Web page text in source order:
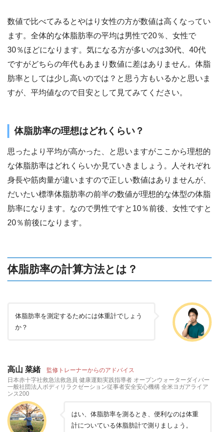
数値で比べてみるとやはり女性の方が数値は高くなってい
ます。全体的な体脂肪率の平均は男性で20％、女性で
30％ほどになります。気になる方が多いのは30代、40代
ですがどちらの年代もあまり数値に差はありません。体脂
肪率としては少し高いのでは？と思う方もいるかと思いま
すが、平均値なので目安として見てみてください。
体脂肪率の理想はどれくらい？
思ったより平均が高かった、と思いますがここから理想的
な体脂肪率はどれくらいか見ていきましょう。人それぞれ
身長や筋肉量が違いますので正しい数値はありませんが、
だいたい標準体脂肪率の前半の数値が理想的な体型の体脂
肪率になります。なので男性ですと10％前後、女性ですと
20％前後になります。
体脂肪率の計算方法とは？
体脂肪率を測定するためには体重計でしょう
か？
高山 菜緒 監修トレーナーからのアドバイス
日本赤十字社救急法救急員 健康運動実践指導者 オープンウォーターダイバー
一般社団法人ボディリラクゼーション従事者安全安心機構 全米ヨガアライア
ンス200
はい、体脂肪率を測るとき、便利なのは体重
計についている体脂肪計で測りましょう。